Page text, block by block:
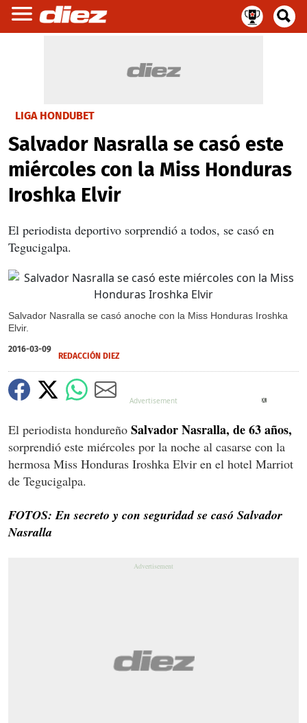
LIGA HONDUBET
Salvador Nasralla se casó este
miércoles con la Miss Honduras
Iroshka Elvir
El periodista deportivo sorprendió a todos, se casó en
Tegucigalpa.
Salvador Nasralla se casó anoche con la Miss Honduras Iroshka
Elvir.
X
2016-03-09
REDACCIÓN DIEZ
El periodista hondureño Salvador Nasralla, de 63 años,
sorprendió este miércoles por la noche al casarse con la
hermosa Miss Honduras Iroshka Elvir en el hotel Marriot
de Tegucigalpa.
FOTOS: En secreto y con seguridad se casó Salvador
Nasralla